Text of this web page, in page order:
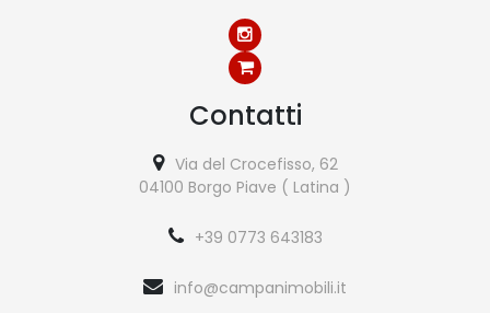
Contatti
Via del Crocefisso, 62
04100 Borgo Piave ( Latina )
+39 0773 643183
info@campanimobili.it